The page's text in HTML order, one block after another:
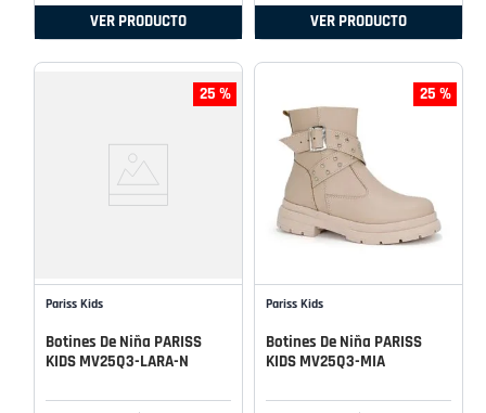
VER PRODUCTO VER PRODUCTO
25 %
Pariss Kids
Botines De Niña PARISS
KIDS MV25Q3-LARA-N
25 %
Pariss Kids
Botines De Niña PARISS
KIDS MV25Q3-MIA